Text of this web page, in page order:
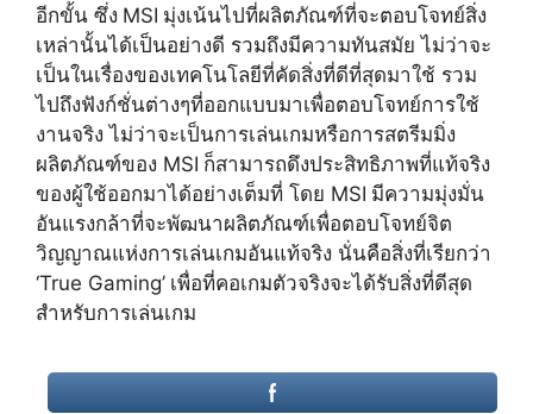
อีกขั้น ซึ่ง MSI มุ่งเน้นไปที่ผลิตภัณฑ์ที่จะตอบโจทย์สิ่ง
เหล่านั้นได้เป็นอย่างดี รวมถึงมีความทันสมัย ไม่ว่าจะ
เป็นในเรื่องของเทคโนโลยีที่คัดสิ่งที่ดีที่สุดมาใช้ รวม
ไปถึงฟังก์ชั่นต่างๆที่ออกแบบมาเพื่อตอบโจทย์การใช้
งานจริง ไม่ว่าจะเป็นการเล่นเกมหรือการสตรีมมิ่ง
ผลิตภัณฑ์ของ MSI ก็สามารถดึงประสิทธิภาพที่แท้จริง
ของผู้ใช้ออกมาได้อย่างเต็มที่ โดย MSI มีความมุ่งมั่น
อันแรงกล้าที่จะพัฒนาผลิตภัณฑ์เพื่อตอบโจทย์จิต
วิญญาณแห่งการเล่นเกมอันแท้จริง นั่นคือสิ่งที่เรียกว่า
‘True Gaming’ เพื่อที่คอเกมตัวจริงจะได้รับสิ่งที่ดีสุด
สำหรับการเล่นเกม